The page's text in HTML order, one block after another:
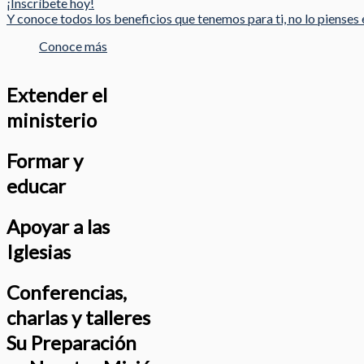
Y conoce todos los beneficios que tenemos para ti, no lo pienses
Conoce más
Extender el
ministerio
Formar y
educar
Apoyar a las
Iglesias
Conferencias,
charlas y talleres
Su Preparación